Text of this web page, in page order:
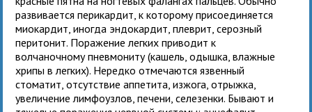
развивается перикардит, к которому присоединяется
миокардит, иногда эндокардит, плеврит, серозный
перитонит. Поражение легких приводит к
волчаночному пневмониту (кашель, одышка, влажные
хрипы в легких). Нередко отмечаются язвенный
стоматит, отсутствие аппетита, изжога, отрыжка,
увеличение лимфоузлов, печени, селезенки. Бывают и